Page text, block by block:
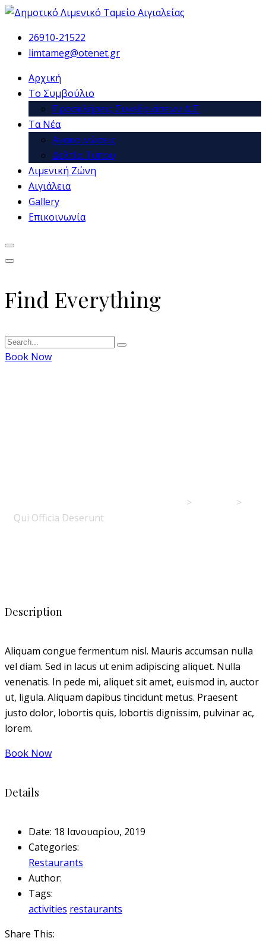
26910-21522
limtameg@otenet.gr
Αρχική
Το Συμβούλιο
Προσκλήσεις Συνεδριάσεων Δ.Σ.
Τα Νέα
Ανακοινώσεις
Δελτία Τύπου
Λιμενική Ζώνη
Αιγιάλεια
Gallery
Επικοινωνία
Find Everything
Book Now
>
>
Qui Officia Deserunt
Description
Aliquam congue fermentum nisl. Mauris accumsan nulla
vel diam. Sed in lacus ut enim adipiscing aliquet. Nulla
venenatis. In pede mi, aliquet sit amet, euismod in, auctor
ut, ligula. Aliquam dapibus tincidunt metus. Praesent
justo dolor, lobortis quis, lobortis dignissim, pulvinar ac,
lorem.
Book Now
Details
Date: 18 Ιανουαρίου, 2019
Categories:
Restaurants
Author:
Tags:
activities restaurants
Share This: